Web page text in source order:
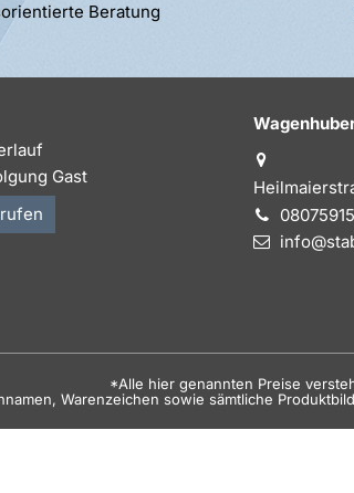
Beratung
Gast
*Alle hier genannten Preise
Warenzeichen sowie sämtliche